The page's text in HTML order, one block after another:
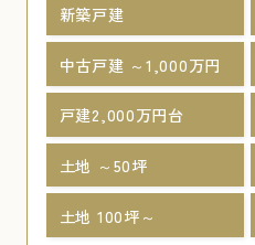
新築戸建
中古戸建 ～1,000万円
戸建2,000万円台
土地 ～50坪
土地 100坪～